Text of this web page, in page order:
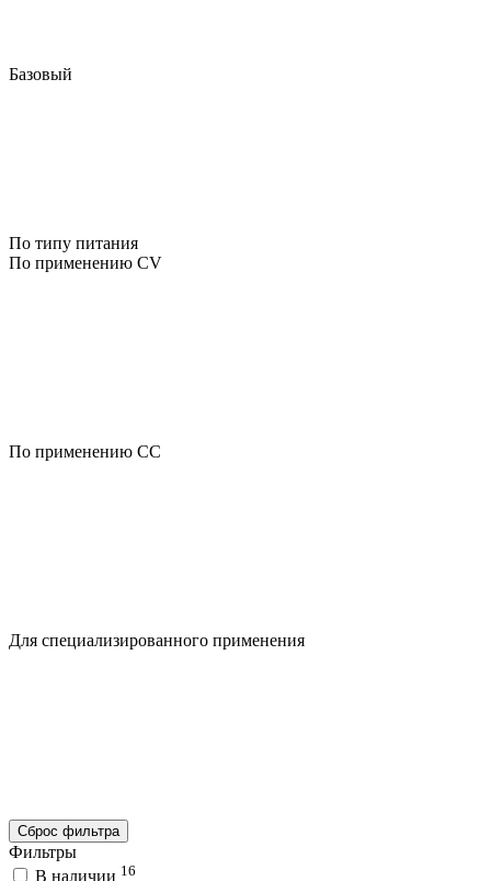
Базовый
По типу питания
По применению CV
По применению CC
Для специализированного применения
Сброс фильтра
Фильтры
В наличии 16